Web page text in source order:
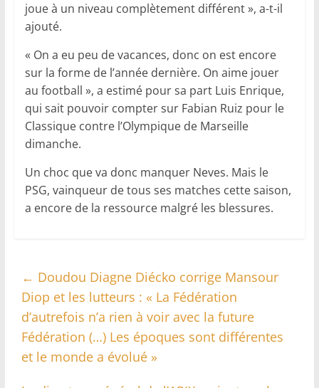
joue à un niveau complètement différent », a-t-il
ajouté.
« On a eu peu de vacances, donc on est encore
sur la forme de l’année dernière. On aime jouer
au football », a estimé pour sa part Luis Enrique,
qui sait pouvoir compter sur Fabian Ruiz pour le
Classique contre l’Olympique de Marseille
dimanche.
Un choc que va donc manquer Neves. Mais le
PSG, vainqueur de tous ses matches cette saison,
a encore de la ressource malgré les blessures.
← Doudou Diagne Diécko corrige Mansour
Diop et les lutteurs : « La Fédération
d’autrefois n’a rien à voir avec la future
Fédération (…) Les époques sont différentes
et le monde a évolué »